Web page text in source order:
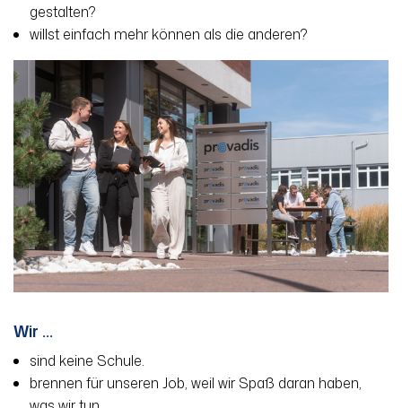
gestalten?
willst einfach mehr können als die anderen?
Wir ...
sind keine Schule.
brennen für unseren Job, weil wir Spaß daran haben,